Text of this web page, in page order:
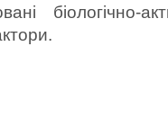
біологічно-